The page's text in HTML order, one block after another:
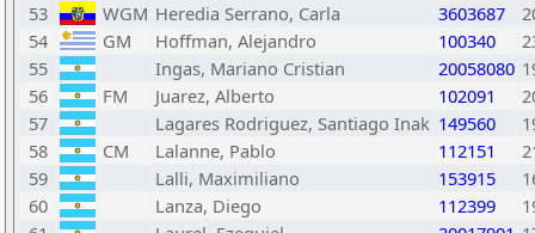
53
WGM Heredia Serrano, Carla 3603687
54
GM Hoffman, Alejandro 100340
55
Ingas, Mariano Cristian 20058080
56
FM Juarez, Alberto 102091
57
Lagares Rodriguez, Santiago Inak 149560
58
CM Lalanne, Pablo 112151
59
Lalli, Maximiliano 153915
60
Lanza, Diego 112399